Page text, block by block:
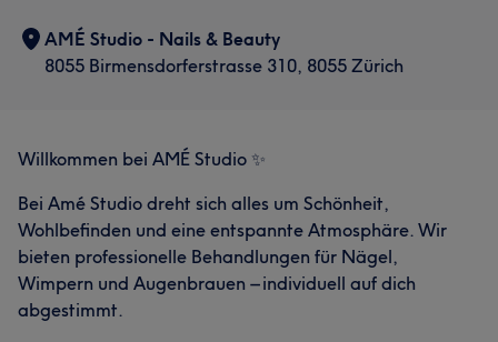
AMÉ Studio - Nails & Beauty
8055 Birmensdorferstrasse 310, 8055 Zürich
Willkommen bei AMÉ Studio ✨
Bei Amé Studio dreht sich alles um Schönheit,
Wohlbefinden und eine entspannte Atmosphäre. Wir
bieten professionelle Behandlungen für Nägel,
Wimpern und Augenbrauen – individuell auf dich
abgestimmt.